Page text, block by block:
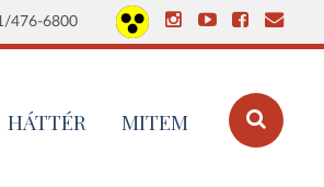
476-6800
HÁTTÉR MITEM